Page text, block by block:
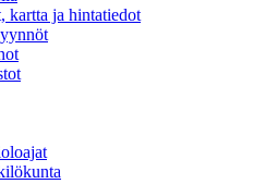
kartta ja hintatiedot